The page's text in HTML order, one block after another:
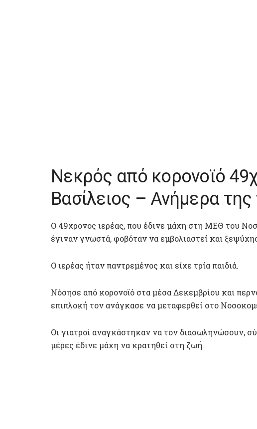
Νεκρός από κορονοϊό
Βασίλειος – Ανήμερα της
Ο 49χρονος ιερέας, που έδινε μάχη στη ΜΕΘ του
έγιναν γνωστά, φοβόταν να εμβολιαστεί και
O ιερέας ήταν παντρεμένος και είχε τρία παιδιά.
Νόσησε από κορονοϊό στα μέσα Δεκεμβρίου και
επιπλοκή τον ανάγκασε να μεταφερθεί στο
Οι γιατροί αναγκάστηκαν να τον διασωληνώσουν,
μέρες έδινε μάχη να κρατηθεί στη ζωή.